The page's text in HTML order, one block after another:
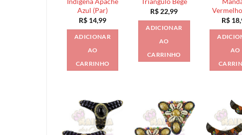
Azul (Par)
R$ 14,99
ADICIONAR
AO
CARRINHO
R$ 22,99
ADICIONAR
AO
CARRINHO
R$
AO